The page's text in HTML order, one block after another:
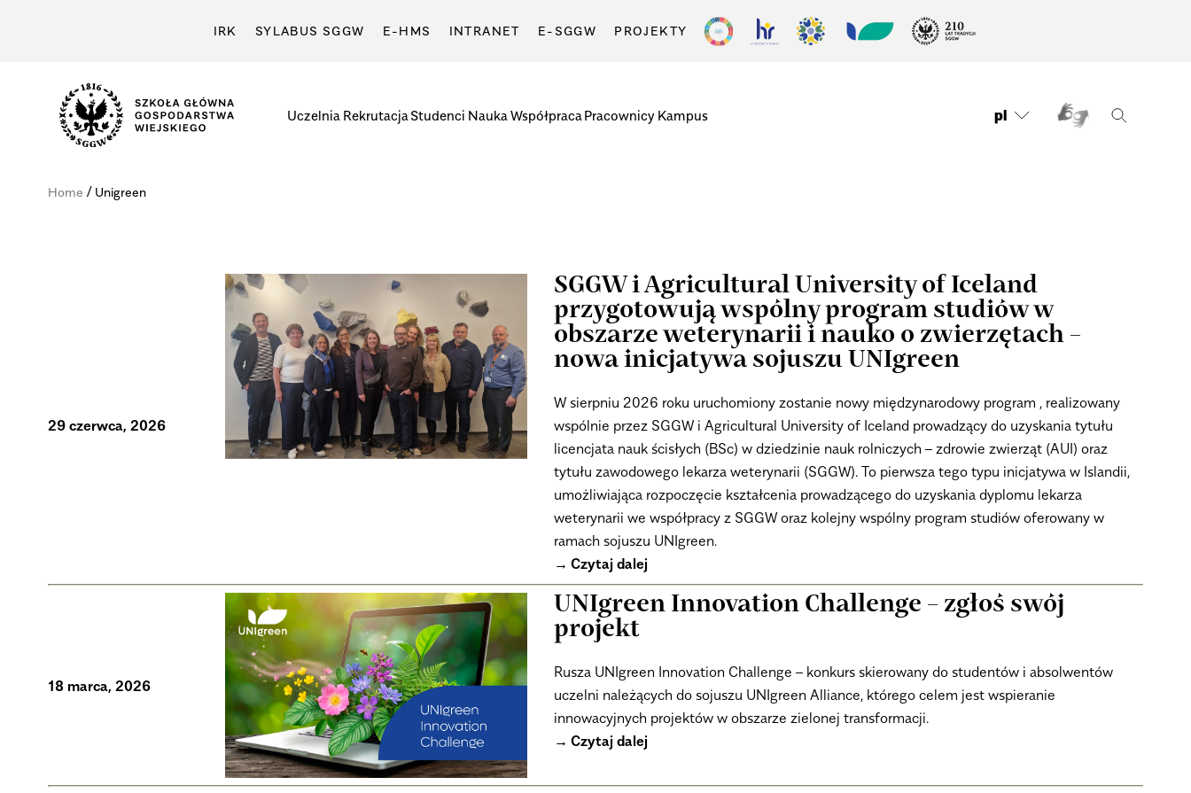
IRK SYLABUS SGGW E-HMS INTRANET E-SGGW PROJEKTY
Gospodarstwa
Uczelnia Rekrutacja Studenci Nauka Współpraca Pracownicy Kampus pl
Home / Unigreen
29 czerwca, 2026
SGGW i Agricultural University of Iceland
przygotowują wspólny program studiów w
obszarze weterynarii i nauko o zwierzętach –
nowa inicjatywa sojuszu UNIgreen
W sierpniu 2026 roku uruchomiony zostanie nowy międzynarodowy program , realizowany
wspólnie przez SGGW i Agricultural University of Iceland prowadzący do uzyskania tytułu
licencjata nauk ścisłych (BSc) w dziedzinie nauk rolniczych – zdrowie zwierząt (AUI) oraz
tytułu zawodowego lekarza weterynarii (SGGW). To pierwsza tego typu inicjatywa w Islandii,
umożliwiająca rozpoczęcie kształcenia prowadzącego do uzyskania dyplomu lekarza
weterynarii we współpracy z SGGW oraz kolejny wspólny program studiów oferowany w
ramach sojuszu UNIgreen.
Czytaj dalej
18 marca, 2026
UNIgreen Innovation Challenge – zgłoś swój
projekt
Rusza UNIgreen Innovation Challenge – konkurs skierowany do studentów i absolwentów
uczelni należących do sojuszu UNIgreen Alliance, którego celem jest wspieranie
innowacyjnych projektów w obszarze zielonej transformacji.
Czytaj dalej